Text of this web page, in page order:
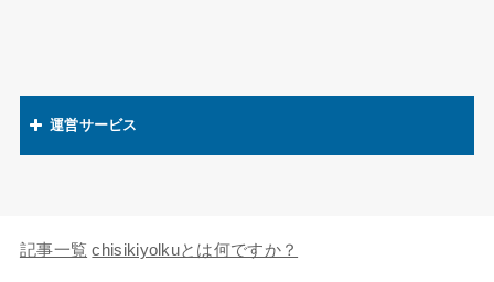
運営サービス
キャラの知識欲
記事一覧 chisikiyolkuとは何ですか？